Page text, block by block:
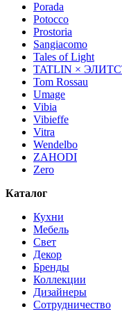
Porada
Potocco
Prostoria
Sangiacomo
Tales of Light
TATLIN ×
Tom Rossau
Umage
Vibia
Vibieffe
Vitra
Wendelbo
ZAHODI
Zero
Каталог
Кухни
Мебель
Свет
Декор
Бренды
Коллекции
Дизайнеры
Сотрудничество